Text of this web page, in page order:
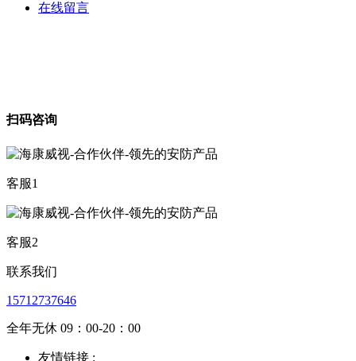
在线留言
扫码咨询
客服1
客服2
联系我们
15712737646
全年无休 09：00-20：00
友情链接 :